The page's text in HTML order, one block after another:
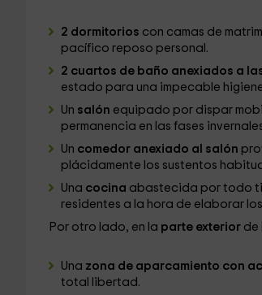
2 dormitorios con camas de
pacífico reposo personal.
2 cuartos de baño anexiados a
estado para una impecable higiene
Un salón equipado por dispar
permanencia en las fases invernales
Un comedor anexiado al salón
plácidamente los sustentos
Una cocina abastecida por todo
residentes a la hora de elaborar
Por otro lado, en la parte exterior de
Una zona de aparcamiento con
total libertad.